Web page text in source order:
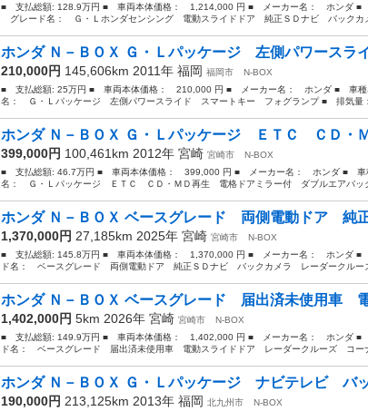
■ 支払総額: 128.9万円 ■ 車両本体価格： 1,214,000 円 ■ メーカー名： ホンダ ■
グレード名： Ｇ・Ｌホンダセンシング 電動スライドドア 純正ＳＤナビ バックカ
ホンダ Ｎ－ＢＯＸ Ｇ・Ｌパッケージ 左側パワースラ
210,000円 145,606km 2011年 福岡 福岡市
N-BOX
■ 支払総額: 25万円 ■ 車両本体価格： 210,000 円 ■ メーカー名： ホンダ ■ 車
名： Ｇ・Ｌパッケージ 左側パワースライド スマートキー フォグランプ ■ 排気量
ホンダ Ｎ－ＢＯＸ Ｇ・Ｌパッケージ ＥＴＣ ＣＤ・
399,000円 100,461km 2012年 宮崎 宮崎市
N-BOX
■ 支払総額: 46.7万円 ■ 車両本体価格： 399,000 円 ■ メーカー名： ホンダ ■ 車
名： Ｇ・Ｌパッケージ ＥＴＣ ＣＤ・ＭＤ再生 電格ドアミラー付 ダブルエアバッ
ホンダ Ｎ－ＢＯＸ ベースグレード 両側電動ドア 純
1,370,000円 27,185km 2025年 宮崎 宮崎市
N-BOX
■ 支払総額: 145.8万円 ■ 車両本体価格： 1,370,000 円 ■ メーカー名： ホンダ
ド名： ベースグレード 両側電動ドア 純正ＳＤナビ バックカメラ レーダークルー
ホンダ Ｎ－ＢＯＸ ベースグレード 届出済未使用車
1,402,000円 5km 2026年 宮崎 宮崎市
N-BOX
■ 支払総額: 149.9万円 ■ 車両本体価格： 1,402,000 円 ■ メーカー名： ホンダ
ド名： ベースグレード 届出済未使用車 電動スライドドア レーダークルーズ コー
ホンダ Ｎ－ＢＯＸ Ｇ・Ｌパッケージ ナビテレビ バ
190,000円 213,125km 2013年 福岡 北九州市
N-BOX